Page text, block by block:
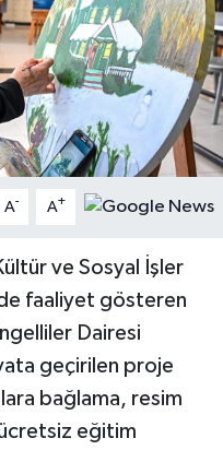
A- A+
ve Sosyal İşler
faaliyet gösteren
Dairesi
geçirilen proje
bağlama, resim
ücretsiz eğitim